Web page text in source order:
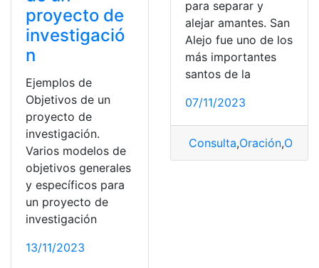
proyecto de
investigació
n
Ejemplos de
Objetivos de un
proyecto de
investigación.
Varios modelos de
objetivos generales
y específicos para
un proyecto de
investigación
13/11/2023
para separar y
alejar amantes. San
Alejo fue uno de los
más importantes
santos de la
07/11/2023
Consulta,Oración,